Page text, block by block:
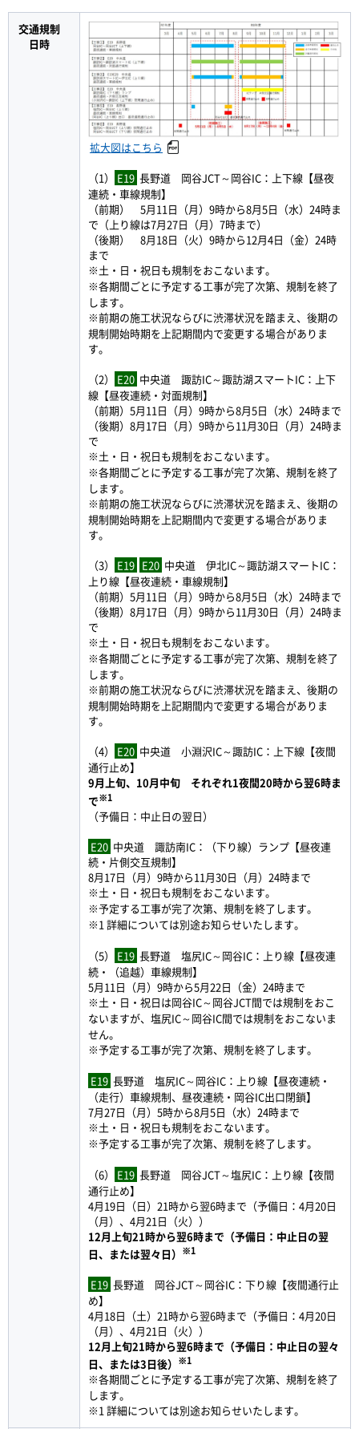
交通規制
日時
拡大図はこちら
（1）
E19 長野道 岡谷JCT～岡谷IC：上下線【昼夜
連続・車線規制】
（前期） 5月11日（月）9時から8月5日（水）24時ま
で（上り線は7月27日（月）7時まで）
（後期） 8月18日（火）9時から12月4日（金）24時
まで
※土・日・祝日も規制をおこないます。
※各期間ごとに予定する工事が完了次第、規制を終了
します。
※前期の施工状況ならびに渋滞状況を踏まえ、後期の
規制開始時期を上記期間内で変更する場合がありま
す。
（2）
E20 中央道 諏訪IC～諏訪湖スマートIC：上下
線【昼夜連続・対面規制】
（前期）5月11日（月）9時から8月5日（水）24時まで
（後期）8月17日（月）9時から11月30日（月）24時ま
で
※土・日・祝日も規制をおこないます。
※各期間ごとに予定する工事が完了次第、規制を終了
します。
※前期の施工状況ならびに渋滞状況を踏まえ、後期の
規制開始時期を上記期間内で変更する場合がありま
す。
（3）
E19 E20 中央道 伊北IC～諏訪湖スマートIC：
上り線【昼夜連続・車線規制】
（前期）5月11日（月）9時から8月5日（水）24時まで
（後期）8月17日（月）9時から11月30日（月）24時ま
で
※土・日・祝日も規制をおこないます。
※各期間ごとに予定する工事が完了次第、規制を終了
します。
※前期の施工状況ならびに渋滞状況を踏まえ、後期の
規制開始時期を上記期間内で変更する場合がありま
す。
（4）
E20 中央道 小淵沢IC～諏訪IC：上下線【夜間
通行止め】
9月上旬、10月中旬 それぞれ1夜間20時から翌6時ま
で※1
（予備日：中止日の翌日）
E20 中央道 諏訪南IC：（下り線）ランプ【昼夜連
続・片側交互規制】
8月17日（月）9時から11月30日（月）24時まで
※土・日・祝日も規制をおこないます。
※予定する工事が完了次第、規制を終了します。
※1 詳細については別途お知らせいたします。
（5） E19 長野道 塩尻IC～岡谷IC：上り線【昼夜連
続・（追越）車線規制】
5月11日（月）9時から5月22日（金）24時まで
※土・日・祝日は岡谷IC～岡谷JCT間では規制をおこ
ないますが、塩尻IC～岡谷IC間では規制をおこないま
せん。
※予定する工事が完了次第、規制を終了します。
E19 長野道 塩尻IC～岡谷IC：上り線【昼夜連続・
（走行）車線規制、昼夜連続・岡谷IC出口閉鎖】
7月27日（月）5時から8月5日（水）24時まで
※土・日・祝日も規制をおこないます。
※予定する工事が完了次第、規制を終了します。
（6） E19 長野道 岡谷JCT～塩尻IC：上り線【夜間
通行止め】
4月19日（日）21時から翌6時まで（予備日：4月20日
（月）、4月21日（火））
12月上旬21時から翌6時まで（予備日：中止日の翌
日、または翌々日） ※1
E19 長野道 岡谷JCT～岡谷IC：下り線【夜間通行止
め】
4月18日（土）21時から翌6時まで（予備日：4月20日
（月）、4月21日（火））
12月上旬21時から翌6時まで（予備日：中止日の翌々
日、または3日後） ※1
※各期間ごとに予定する工事が完了次第、規制を終了
します。
※1 詳細については別途お知らせいたします。